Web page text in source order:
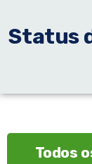
Status
Todos